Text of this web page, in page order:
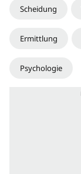
Scheidung
Ermittlung
Psychologie